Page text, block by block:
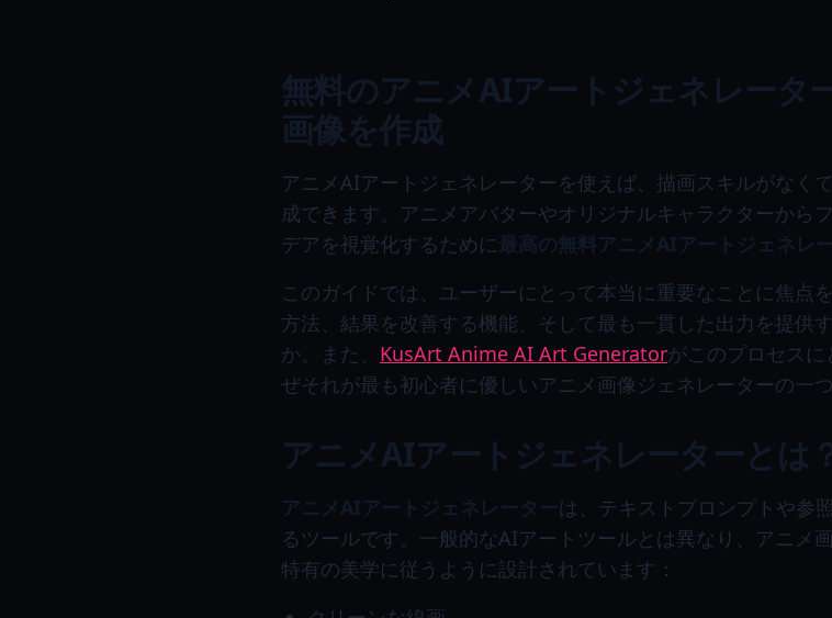
無料のアニメAIアートジェネレータ
画像を作成
アニメAIアートジェネレーターを使えば、描画スキルがなく
成できます。アニメアバターやオリジナルキャラクターから
デアを視覚化するために最高の無料アニメAIアートジェネレ
このガイドでは、ユーザーにとって本当に重要なことに焦点
方法、結果を改善する機能、そして最も一貫した出力を提供
か。また、 KusArt Anime AI Art Generatorがこのプロセス
ぜそれが最も初心者に優しいアニメ画像ジェネレーターの一
アニメAIアートジェネレーターとは
アニメAIアートジェネレーターは、テキストプロンプトや参
るツールです。一般的なAIアートツールとは異なり、アニメ
特有の美学に従うように設計されています：